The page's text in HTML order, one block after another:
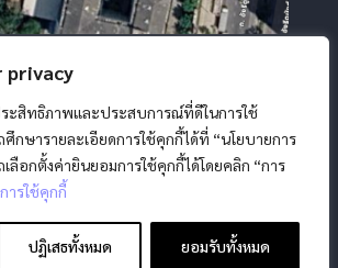
privacy
ระสิทธิภาพและประสบการณ์ที่ดีในการใช้
ศึกษารายละเอียดการใช้คุกกี้ได้ที่ “นโยบายการ
ลือกตั้งค่ายินยอมการใช้คุกกี้ได้โดยคลิก “การ
ารใช้คุกกี้
ปฏิเสธทั้งหมด ยอมรับทั้งหมด
ยบายคุกกี้ |ข้อตกลงการใช้งาน | มาตรการ
วามมั่นคงปลอดภัยข้อมูลส่วนบุคคล